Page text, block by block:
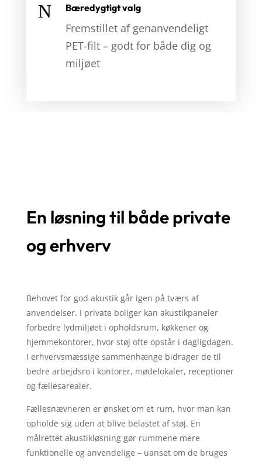
N Bæredygtigt valg
Fremstillet af genanvendeligt
PET-filt – godt for både dig og
miljøet
En løsning til både private
og erhverv
Behovet for god akustik går igen på tværs af
anvendelser. I private boliger kan akustikpaneler
forbedre lydmiljøet i opholdsrum, køkkener og
hjemmekontorer, hvor støj ofte opstår i dagligdagen.
I erhvervsmæssige sammenhænge bidrager de til
bedre arbejdsro i kontorer, mødelokaler, receptioner
og fællesarealer.
Fællesnævneren er ønsket om et rum, hvor man kan
opholde sig uden at blive belastet af støj. En
målrettet akustikløsning gør rummene mere
funktionelle og anvendelige – uanset om de bruges